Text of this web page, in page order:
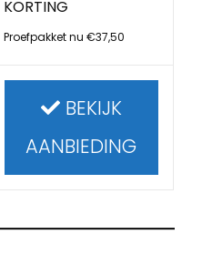
KORTING
Proefpakket nu €37,50
BEKIJK
AANBIEDING